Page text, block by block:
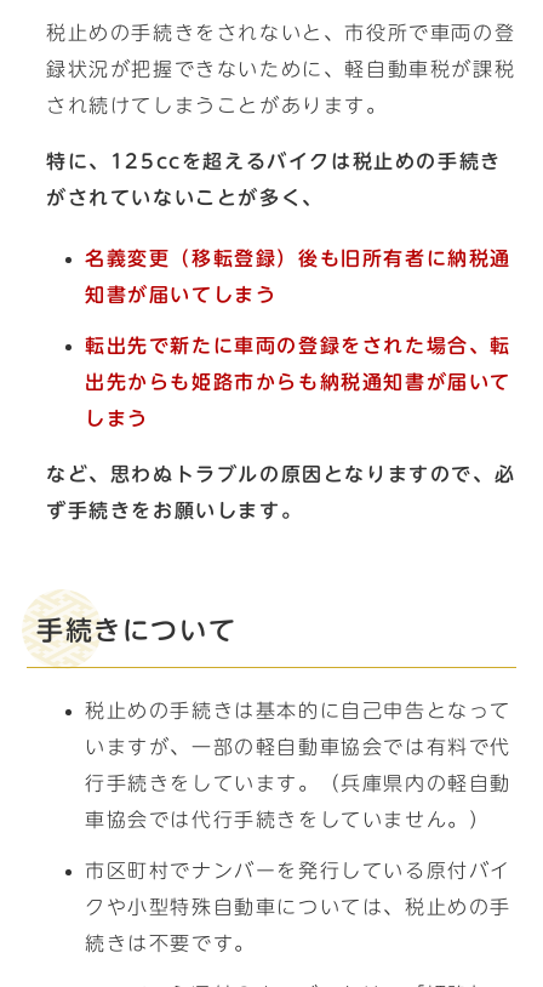
税止めの手続きをされないと、市役所で車両の登
録状況が把握できないために、軽自動車税が課税
され続けてしまうことがあります。
特に、125ccを超えるバイクは税止めの手続き
がされていないことが多く、
名義変更（移転登録）後も旧所有者に納税通
知書が届いてしまう
転出先で新たに車両の登録をされた場合、転
出先からも姫路市からも納税通知書が届いて
しまう
など、思わぬトラブルの原因となりますので、必
ず手続きをお願いします。
手続きについて
税止めの手続きは基本的に自己申告となって
いますが、一部の軽自動車協会では有料で代
行手続きをしています。（兵庫県内の軽自動
車協会では代行手続きをしていません。）
市区町村でナンバーを発行している原付バイ
クや小型特殊自動車については、税止めの手
続きは不要です。